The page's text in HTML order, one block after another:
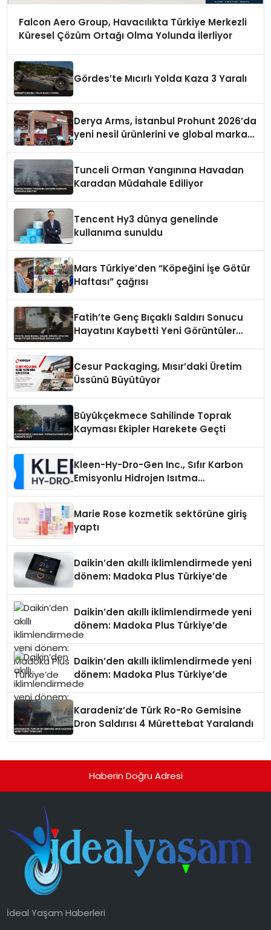
Falcon Aero Group, Havacılıkta Türkiye Merkezli
Küresel Çözüm Ortağı Olma Yolunda İlerliyor
Gördes’te Mıcırlı Yolda Kaza 3 Yaralı
Derya Arms, İstanbul Prohunt 2026’da
yeni nesil ürünlerini ve global marka
Tunceli Orman Yangınına Havadan
Karadan Müdahale Ediliyor
Tencent Hy3 dünya genelinde
kullanıma sunuldu
Mars Türkiye’den “Köpeğini İşe Götür
Haftası” çağrısı
Fatih’te Genç Bıçaklı Saldırı Sonucu
Hayatını Kaybetti Yeni Görüntüler
Cesur Packaging, Mısır’daki Üretim
Üssünü Büyütüyor
Büyükçekmece Sahilinde Toprak
Kayması Ekipler Harekete Geçti
Kleen-Hy-Dro-Gen Inc., Sıfır Karbon
Emisyonlu Hidrojen Isıtma
Marie Rose kozmetik sektörüne giriş
yaptı
Daikin’den akıllı iklimlendirmede yeni
dönem: Madoka Plus Türkiye’de
Daikin’den akıllı iklimlendirmede yeni
dönem: Madoka Plus Türkiye’de
Daikin’den akıllı iklimlendirmede yeni
dönem: Madoka Plus Türkiye’de
Karadeniz’de Türk Ro-Ro Gemisine
Dron Saldırısı 4 Mürettebat Yaralandı
Haberin Doğru Adresi
İdeal Yaşam Haberleri